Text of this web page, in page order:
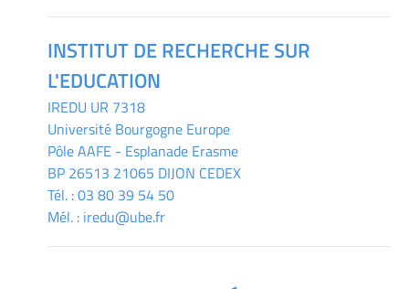
INSTITUT DE RECHERCHE SUR
L'EDUCATION
IREDU UR 7318
Université Bourgogne Europe
Pôle AAFE - Esplanade Erasme
BP 26513 21065 DIJON CEDEX
Tél. :03 80 39 54 50
Mél. : iredu@ube.fr